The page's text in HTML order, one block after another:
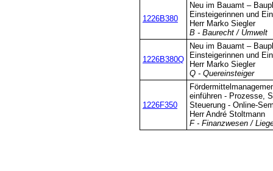
1226B380
Neu im Bauamt –
Einsteigerinnen und
Herr Marko Siegler
B - Baurecht / Umwelt
1226B380Q
Neu im Bauamt –
Einsteigerinnen und
Herr Marko Siegler
Q - Quereinsteiger
1226F350
einführen - Prozesse,
Steuerung - Online-
Herr André Stoltmann
F - Finanzwesen /